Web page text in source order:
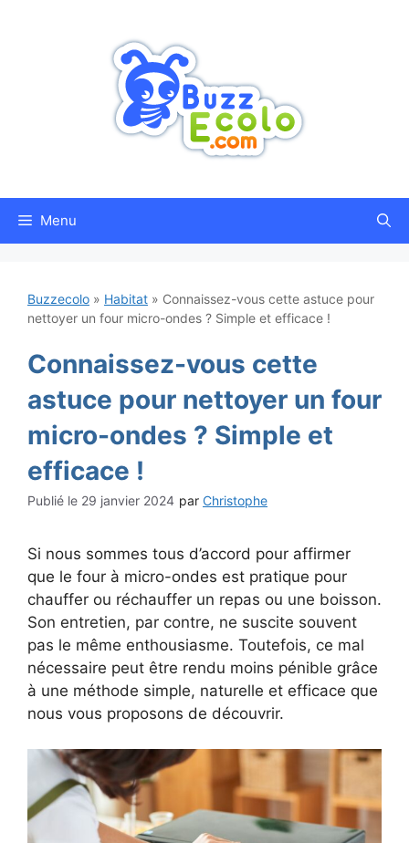
Menu
Buzzecolo » Habitat » Connaissez-vous cette astuce pour
nettoyer un four micro-ondes ? Simple et efficace !
Connaissez-vous cette
astuce pour nettoyer un four
micro-ondes ? Simple et
efficace !
29 janvier 2024 par Christophe
Si nous sommes tous d’accord pour affirmer
que le four à micro-ondes est pratique pour
chauffer ou réchauffer un repas ou une boisson.
Son entretien, par contre, ne suscite souvent
pas le même enthousiasme. Toutefois, ce mal
nécessaire peut être rendu moins pénible grâce
à une méthode simple, naturelle et efficace que
nous vous proposons de découvrir.